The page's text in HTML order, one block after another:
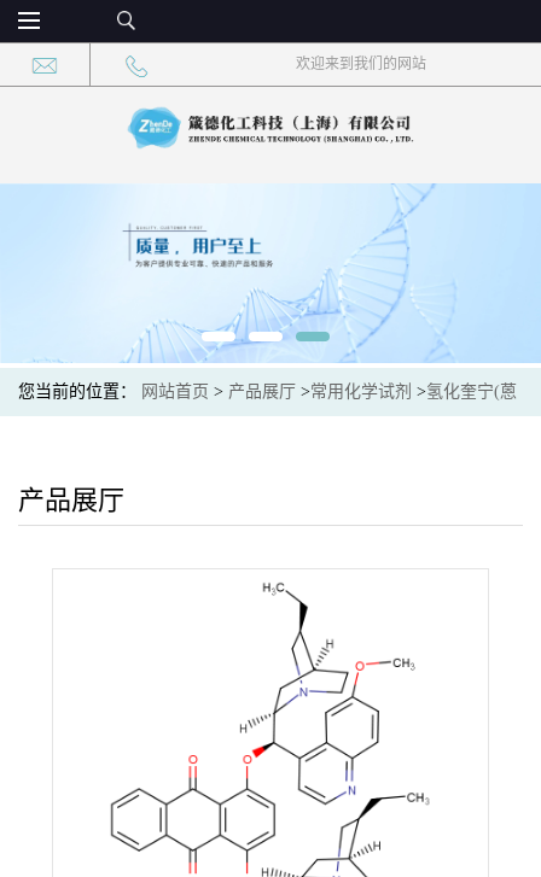
欢迎来到我们的网站
您当前的位置： 网站首页 > 产品展厅 >常用化学试剂 >氢化奎宁(蒽
用后付
产品展厅